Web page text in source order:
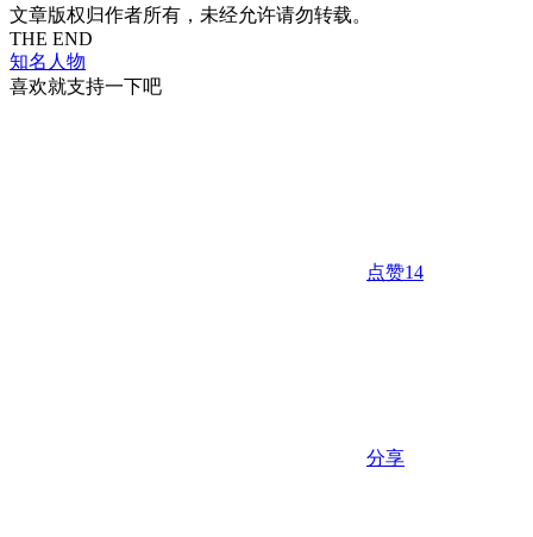
文章版权归作者所有，未经允许请勿转载。
THE END
知名人物
喜欢就支持一下吧
点赞14
分享